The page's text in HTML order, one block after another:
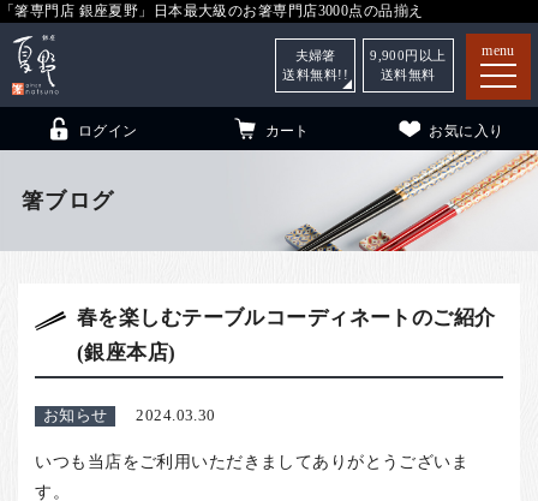
「箸専門店 銀座夏野」日本最大級のお箸専門店3000点の品揃え
menu
子供和食器（贈答用・自宅用）
銀座夏野・箸長について
こども和食器 小夏 について
ご利用ガイド
ログイン カート お気に入り
夫婦箸
送料無料!!
9,900 円以上
送料無料
箸ブログ
春を楽しむテーブルコーディネートのご紹介
(銀座本店)
お知らせ 2024.03.30
いつも当店をご利用いただきましてありがとうございま
す。